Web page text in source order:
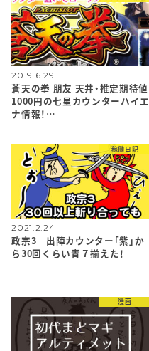
2019.6.29
蒼天の拳 朋友 天井・推定期待値
1000円の七星カウンターハイエ
ナ情報！…
稼働日記
2021.2.24
政宗3 出陣カウンター「紫」か
ら30回くらい青７揃えた！
漫画